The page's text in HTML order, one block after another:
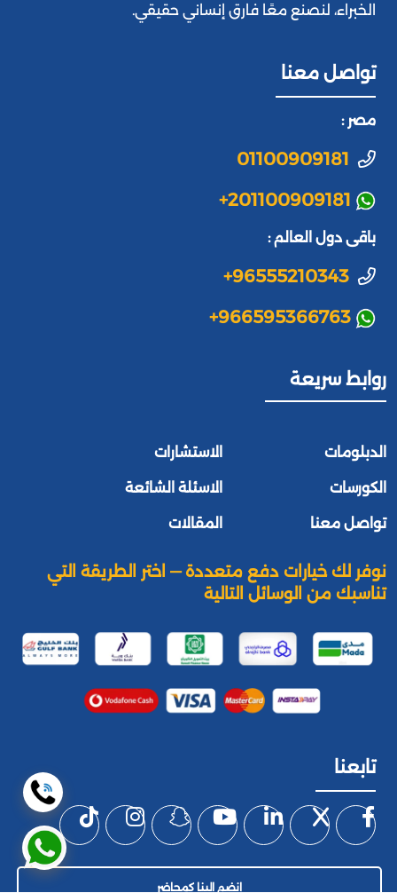
الخبراء، لنصنع معًا فارق إنساني حقيقي.
تواصل معنا
مصر :
01100909181
+201100909181
باقى دول العالم :
+96555210343
+966595366763
روابط سريعة
الدبلومات الاستشارات
الكورسات الاسئلة الشائعة
تواصل معنا المقالات
نوفر لك خيارات دفع متعددة — اختر الطريقة التي
تناسبك من الوسائل التالية
تابعنا
إنضم إلينا كمحاضر